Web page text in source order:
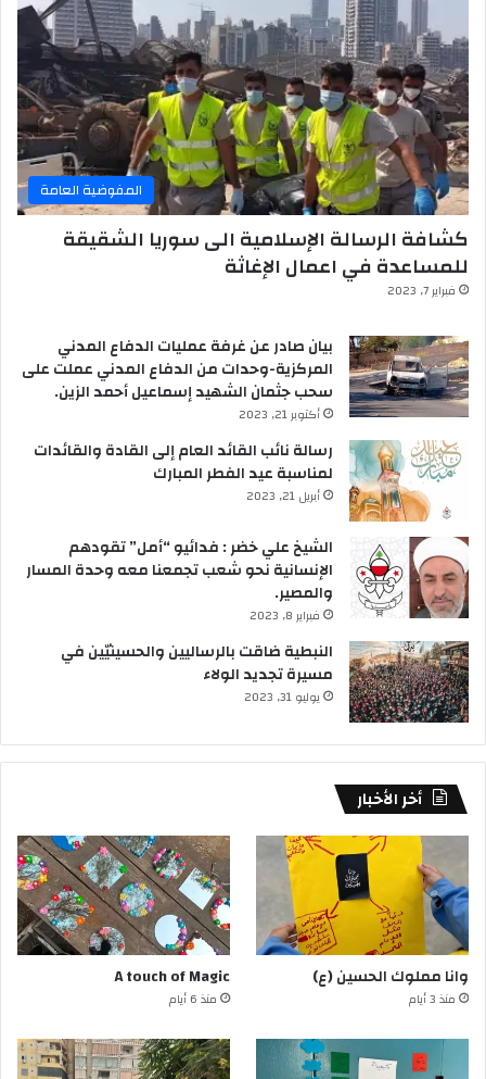
المفوضية العامة
كشافة الرسالة الإسلامية الى سوريا الشقيقة
للمساعدة في اعمال الإغاثة
فبراير 7, 2023
بيان صادر عن غرفة عمليات الدفاع المدني
المركزية-وحدات من الدفاع المدني عملت على
سحب جثمان الشهيد إسماعيل أحمد الزين.
أكتوبر 21, 2023
رسالة نائب القائد العام إلى القادة والقائدات
لمناسبة عيد الفطر المبارك
أبريل 21, 2023
الشيخ علي خضر : فدائيو “أمل” تقودهم
الإنسانية نحو شعب تجمعنا معه وحدة المسار
والمصير.
فبراير 8, 2023
النبطية ضاقت بالرساليين والحسينيّين في
مسيرة تجديد الولاء
يوليو 31, 2023
أخر الأخبار
وانا مملوك الحسين (ع)
منذ 3 أيام
A touch of Magic
منذ 6 أيام